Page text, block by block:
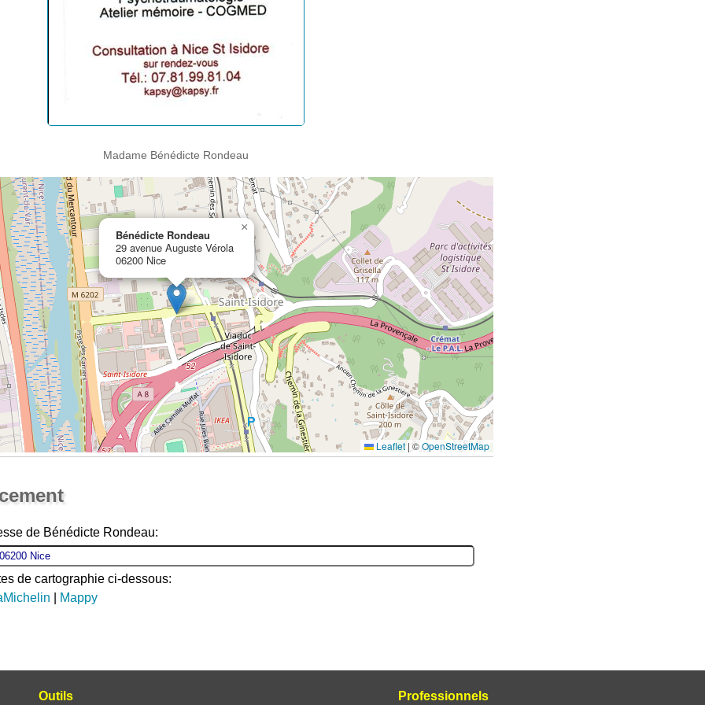
Madame Bénédicte Rondeau
Bénédicte Rondeau
29 avenue Auguste Vérola
06200 Nice
×
Leaflet | ©OpenStreetMap
de Bénédicte Rondeau:
de cartographie ci-dessous:
Mappy
Professionnels
Outils